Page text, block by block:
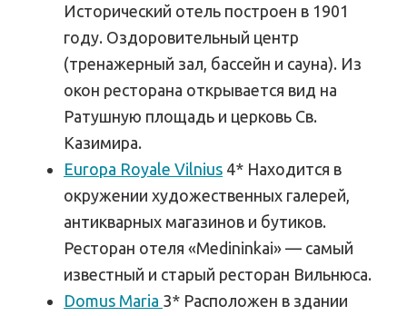
Исторический отель построен в 1901
году. Оздоровительный центр
(тренажерный зал, бассейн и сауна). Из
окон ресторана открывается вид на
Ратушную площадь и церковь Св.
Казимира.
Europa Royale Vilnius 4* Находится в
окружении художественных галерей,
антикварных магазинов и бутиков.
Ресторан отеля «Medininkai» — самый
известный и старый ресторан Вильнюса.
Domus Maria 3* Расположен в здании